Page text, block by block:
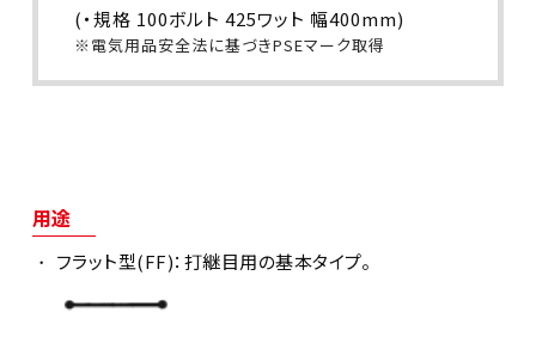
(・規格 100ボルト 425ワット 幅400mm)
電気用品安全法に基づきPSEマーク取得
用途
フラット型(FF)：打継目用の基本タイプ。